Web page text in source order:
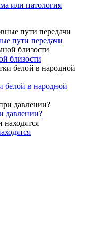
или патология
пути передачи
близости
белой в народной
давлении?